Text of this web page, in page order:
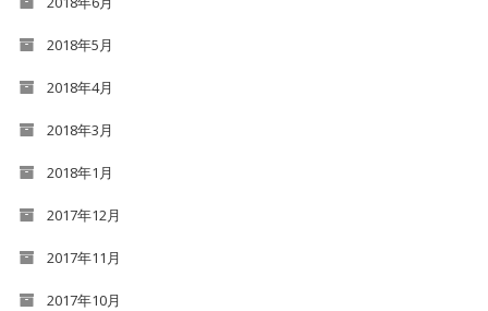
2018年5月
2018年4月
2018年3月
2018年1月
2017年12月
2017年11月
2017年10月